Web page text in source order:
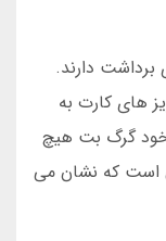
5 درصدی برای برداشت دارند.
های کارت به
خود گرگ بت هیچ
است که نشان می